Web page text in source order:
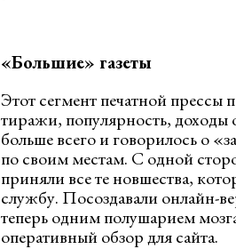
«Большие» газеты
Этот сегмент печатной прессы
тиражи, популярность, доходы
больше всего и говорилось о
по своим местам. С одной
приняли все те новшества,
службу. Посоздавали онлайн-
теперь одним полушарием
оперативный обзор для сайта.